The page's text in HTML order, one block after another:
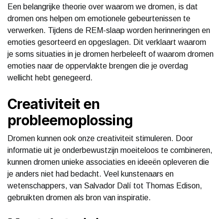
Een belangrijke theorie over waarom we dromen, is dat
dromen ons helpen om emotionele gebeurtenissen te
verwerken. Tijdens de REM-slaap worden herinneringen en
emoties gesorteerd en opgeslagen. Dit verklaart waarom
je soms situaties in je dromen herbeleeft of waarom dromen
emoties naar de oppervlakte brengen die je overdag
wellicht hebt genegeerd.
Creativiteit en
probleemoplossing
Dromen kunnen ook onze creativiteit stimuleren. Door
informatie uit je onderbewustzijn moeiteloos te combineren,
kunnen dromen unieke associaties en ideeën opleveren die
je anders niet had bedacht. Veel kunstenaars en
wetenschappers, van Salvador Dalí tot Thomas Edison,
gebruikten dromen als bron van inspiratie.